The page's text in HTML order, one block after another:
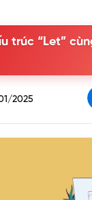
dùng của cấu trúc
cấu trúc Let
Let's
thông dụng
trúc “Let”
2025